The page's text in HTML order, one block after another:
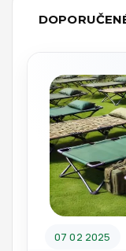
07 02 2025